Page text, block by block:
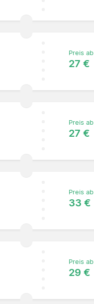
Preis ab
27 €
Preis ab
27 €
Preis ab
33 €
Preis ab
29 €